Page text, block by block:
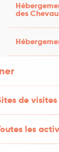
des
de visites
les